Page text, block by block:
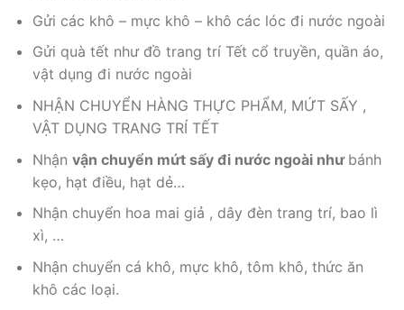
Gửi các khô – mực khô – khô các lóc đi nước ngoài
Gửi quà tết như đồ trang trí Tết cổ truyền, quần áo,
vật dụng đi nước ngoài
NHẬN CHUYỂN HÀNG THỰC PHẨM, MỨT SẤY ,
VẬT DỤNG TRANG TRÍ TẾT
Nhận vận chuyển mứt sấy đi nước ngoài như bánh
kẹo, hạt điều, hạt dẻ…
Nhận chuyển hoa mai giả , dây đèn trang trí, bao lì
xì, …
Nhận chuyển cá khô, mực khô, tôm khô, thức ăn
khô các loại.